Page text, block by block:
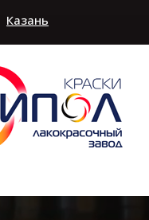
Казань